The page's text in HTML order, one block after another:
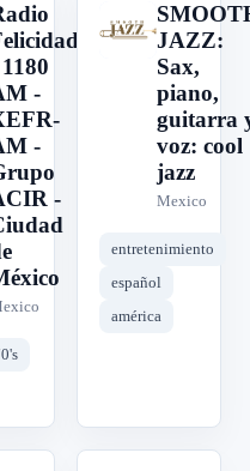
-
-
-
S
JAZZ:
Sax,
piano,
guitarra
voz: cool
jazz
Mexico
entretenimiento
español
américa